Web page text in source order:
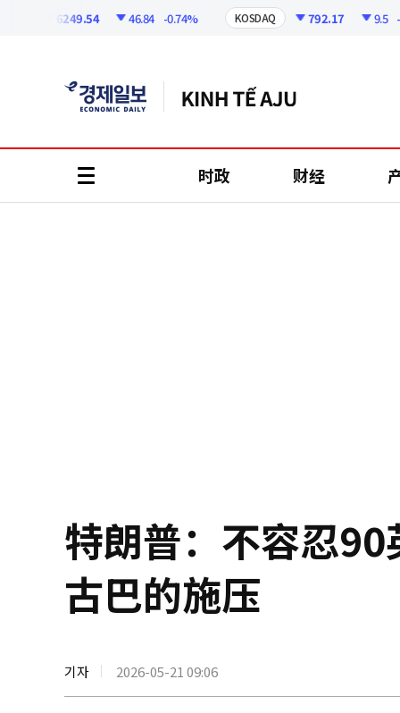
6249.54 46.84 -0.74% KOSDAQ 792.17 9.5 -
时政 财经
特朗普：不容忍
古巴的施压
기자 2026-05-21 09:06